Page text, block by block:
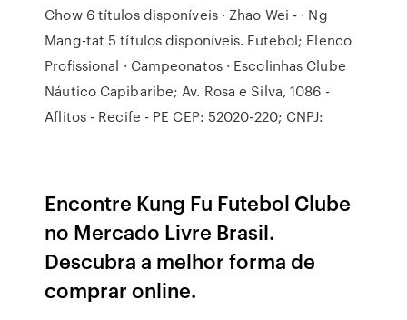
Chow 6 títulos disponíveis · Zhao Wei - · Ng
Mang-tat 5 títulos disponíveis. Futebol; Elenco
Profissional · Campeonatos · Escolinhas Clube
Náutico Capibaribe; Av. Rosa e Silva, 1086 -
Aflitos - Recife - PE CEP: 52020-220; CNPJ:
Encontre Kung Fu Futebol Clube
no Mercado Livre Brasil.
Descubra a melhor forma de
comprar online.